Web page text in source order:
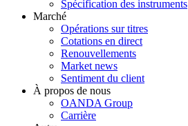
Spécification des instruments
Marché
Opérations sur titres
Cotations en direct
Renouvellements
Market news
Sentiment du client
À propos de nous
OANDA Group
Carrière